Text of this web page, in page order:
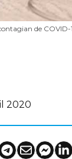
de COVID-
2020